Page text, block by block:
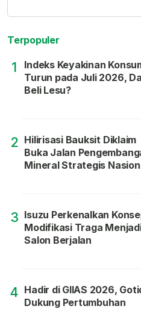
Terpopuler
1
Indeks Keyakinan
Turun pada Juli 2026,
Beli Lesu?
2 Hilirisasi Bauksit Diklaim
Buka Jalan
Mineral Strategis
3 Isuzu Perkenalkan
Modifikasi Traga
Salon Berjalan
4 Hadir di GIIAS 2026,
Dukung Pertumbuhan